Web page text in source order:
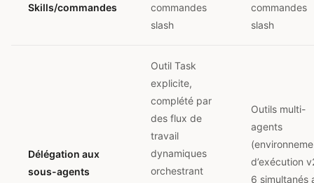
Skills/commandes
commandes
slash
commandes
slash
Délégation aux
sous-agents
Outil Task
explicite,
complété par
des flux de
travail
dynamiques
orchestrant
Outils multi-
agents
d’exécution
6 simultanés